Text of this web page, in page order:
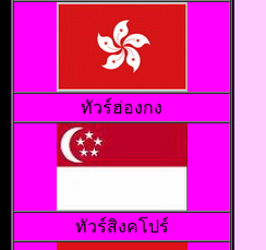
ทัวร์ฮ่องกง
ทัวร์สิงคโปร์